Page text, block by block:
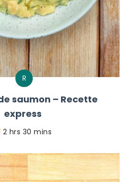
R
saumon – Recette
express
2 hrs 30 mins